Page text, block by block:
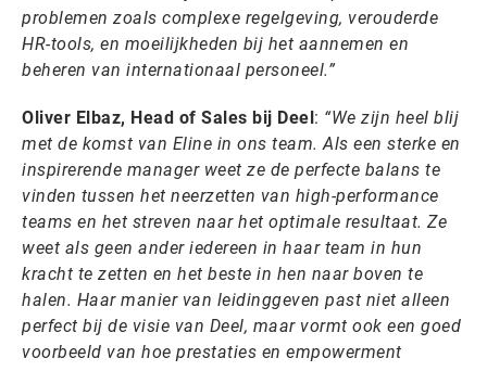
problemen zoals complexe regelgeving, verouderde
HR-tools, en moeilijkheden bij het aannemen en
beheren van internationaal personeel.”
Oliver Elbaz, Head of Sales bij Deel: “We zijn heel blij
met de komst van Eline in ons team. Als een sterke en
inspirerende manager weet ze de perfecte balans te
vinden tussen het neerzetten van high-performance
teams en het streven naar het optimale resultaat. Ze
weet als geen ander iedereen in haar team in hun
kracht te zetten en het beste in hen naar boven te
halen. Haar manier van leidinggeven past niet alleen
perfect bij de visie van Deel, maar vormt ook een goed
voorbeeld van hoe prestaties en empowerment